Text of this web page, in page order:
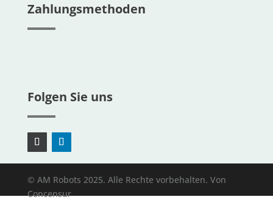
Zahlungsmethoden
Folgen Sie uns
© AM Robots 2025. Alle Rechte vorbehalten. Von
Concensur